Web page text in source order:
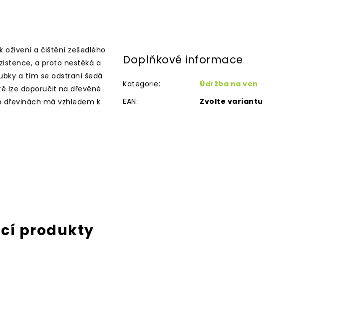
oživení a čištění zešedlého
a proto nestéká a
a tím se odstraní šedá
lze doporučit na dřevěné
dřevinách má vzhledem k
Doplňkové informace
Kategorie:
Údržba na ven
EAN: Zvolte variantu
produkty